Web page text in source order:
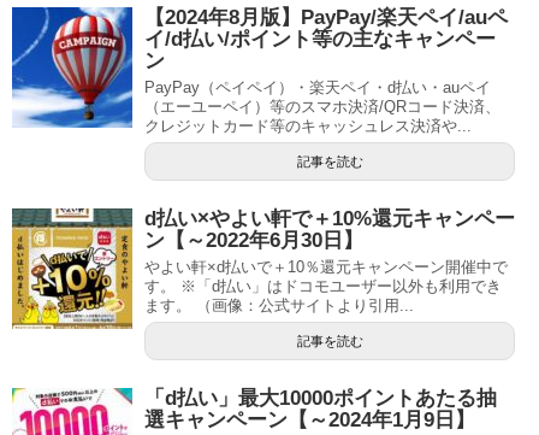
【2024年8月版】PayPay/楽天ペイ/auペ
イ/d払い/ポイント等の主なキャンペー
ン
PayPay（ペイペイ）・楽天ペイ・d払い・auペイ
（エーユーペイ）等のスマホ決済/QRコード決済、
クレジットカード等のキャッシュレス決済や...
記事を読む
d払い×やよい軒で＋10%還元キャンペー
ン【～2022年6月30日】
やよい軒×d払いで＋10％還元キャンペーン開催中で
す。 ※「d払い」はドコモユーザー以外も利用でき
ます。 （画像：公式サイトより引用...
記事を読む
「d払い」最大10000ポイントあたる抽
選キャンペーン【～2024年1月9日】